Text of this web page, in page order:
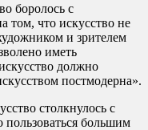
боролось с
том, что искусство не
и зрителем
иметь
должно
постмодерна».
столкнулось с
большим